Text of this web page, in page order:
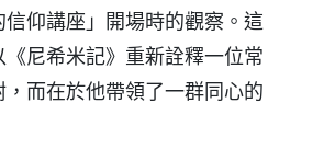
仰講座」開場時的觀察。這
尼希米記》重新詮釋一位常
而在於他帶領了一群同心的